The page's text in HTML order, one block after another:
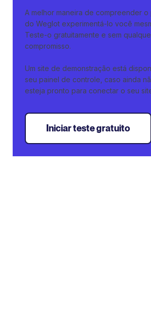
A melhor maneira de compreender
do Weglot experimentá-lo você
Teste-o gratuitamente e sem
compromisso.
Um site de demonstração está
seu painel de controle, caso ainda
esteja pronto para conectar o seu
Iniciar teste gratuito